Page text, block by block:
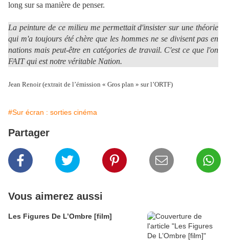
long sur sa manière de penser.
La peinture de ce milieu me permettait d'insister sur une théorie
qui m'a toujours été chère que les hommes ne se divisent pas en
nations mais peut-être en catégories de travail. C'est ce que l'on
FAIT qui est notre véritable Nation.
Jean Renoir (extrait de l’émission « Gros plan » sur l’ORTF)
#Sur écran : sorties cinéma
Partager
Vous aimerez aussi
Les Figures De L’Ombre [film]